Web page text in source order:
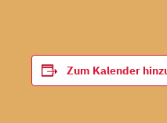
Zum Kalender